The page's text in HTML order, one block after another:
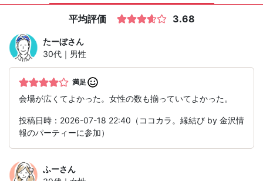
平均評価 3.68
たーぼさん
30代｜男性
満足
会場が広くてよかった。女性の数も揃っていてよかった。
投稿日時：2026-07-18 22:40（ココカラ。縁結び by 金沢情
報のパーティーに参加）
ふーさん